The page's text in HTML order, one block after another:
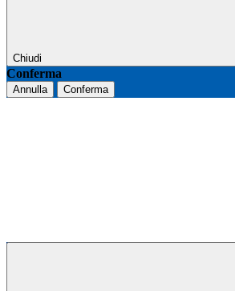
Chiudi
Conferma
Annulla Conferma